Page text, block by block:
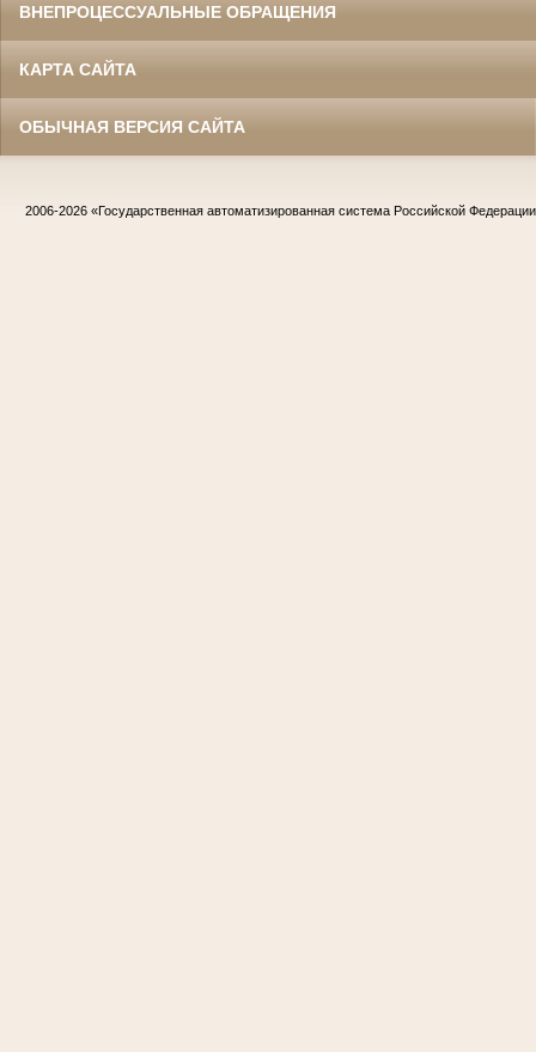
ВНЕПРОЦЕССУАЛЬНЫЕ ОБРАЩЕНИЯ
КАРТА САЙТА
ОБЫЧНАЯ ВЕРСИЯ САЙТА
2006-2026 «Государственная автоматизированная система Российской